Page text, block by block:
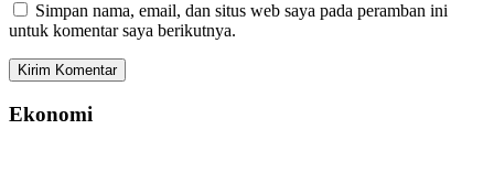
Simpan nama, email, dan situs web saya pada peramban ini
untuk komentar saya berikutnya.
Ekonomi